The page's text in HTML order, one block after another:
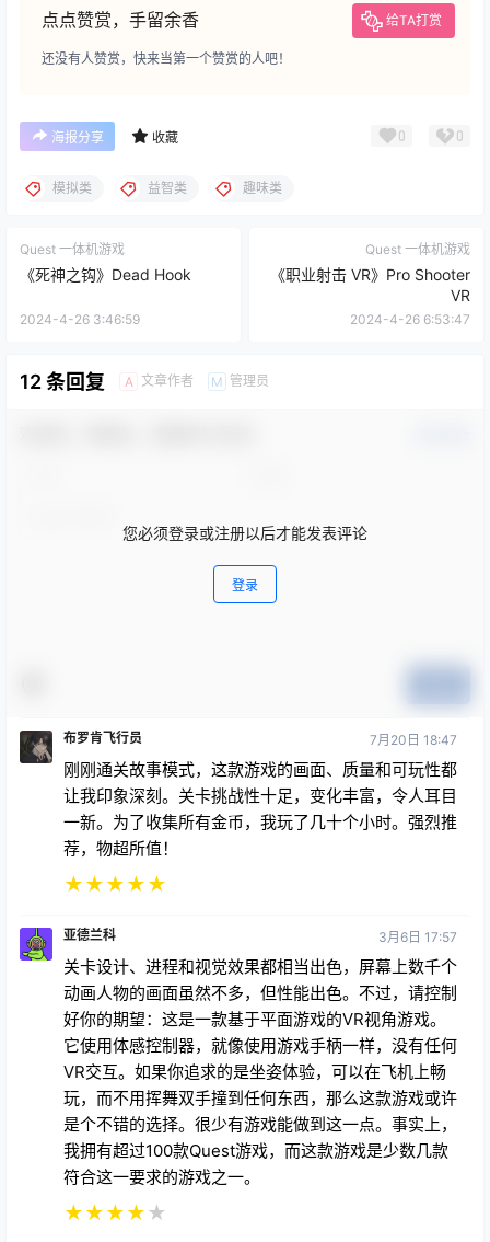
点点赞赏，手留余香 给TA打赏
还没有人赞赏，快来当第一个赞赏的人吧！
海报分享 收藏 0 0
模拟类 益智类 趣味类
Quest 一体机游戏
《死神之钩》Dead Hook
2024-4-26 3:46:59
Quest 一体机游戏
《职业射击 VR》Pro Shooter
VR
2024-4-26 6:53:47
12 条回复 A 文章作者 M 管理员
您必须登录或注册以后才能发表评论
登录
布罗肯飞行员 7月20日 18:47
刚刚通关故事模式，这款游戏的画面、质量和可玩性都
让我印象深刻。关卡挑战性十足，变化丰富，令人耳目
一新。为了收集所有金币，我玩了几十个小时。强烈推
荐，物超所值！
★★★★★
亚德兰科 3月6日 17:57
关卡设计、进程和视觉效果都相当出色，屏幕上数千个
动画人物的画面虽然不多，但性能出色。不过，请控制
好你的期望：这是一款基于平面游戏的VR视角游戏。
它使用体感控制器，就像使用游戏手柄一样，没有任何
VR交互。如果你追求的是坐姿体验，可以在飞机上畅
玩，而不用挥舞双手撞到任何东西，那么这款游戏或许
是个不错的选择。很少有游戏能做到这一点。事实上，
我拥有超过100款Quest游戏，而这款游戏是少数几款
符合这一要求的游戏之一。
★★★★★